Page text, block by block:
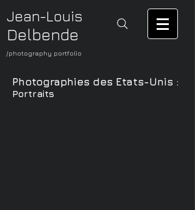
Jean-Louis
Delbende
/photography portfolio
Photographies des Etats-Unis :
Portraits